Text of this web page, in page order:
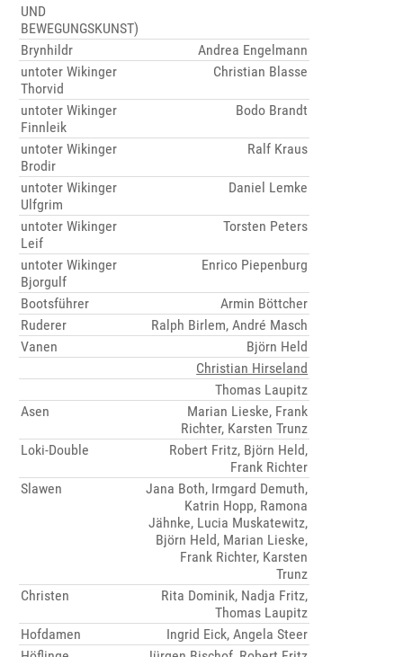
UND
BEWEGUNGSKUNST)
Brynhildr
Andrea Engelmann
untoter Wikinger
Thorvid
Christian Blasse
untoter Wikinger
Finnleik
Bodo Brandt
untoter Wikinger
Brodir
Ralf Kraus
untoter Wikinger
Ulfgrim
Daniel Lemke
untoter Wikinger
Leif
Torsten Peters
untoter Wikinger
Bjorgulf
Enrico Piepenburg
Bootsführer
Armin Böttcher
Ruderer
Ralph Birlem, André Masch
Vanen
Björn Held
Christian Hirseland
Thomas Laupitz
Asen
Marian Lieske, Frank
Richter, Karsten Trunz
Loki-Double
Robert Fritz, Björn Held,
Frank Richter
Slawen
Jana Both, Irmgard Demuth,
Katrin Hopp, Ramona
Jähnke, Lucia Muskatewitz,
Björn Held, Marian Lieske,
Frank Richter, Karsten
Trunz
Christen
Rita Dominik, Nadja Fritz,
Thomas Laupitz
Hofdamen
Ingrid Eick, Angela Steer